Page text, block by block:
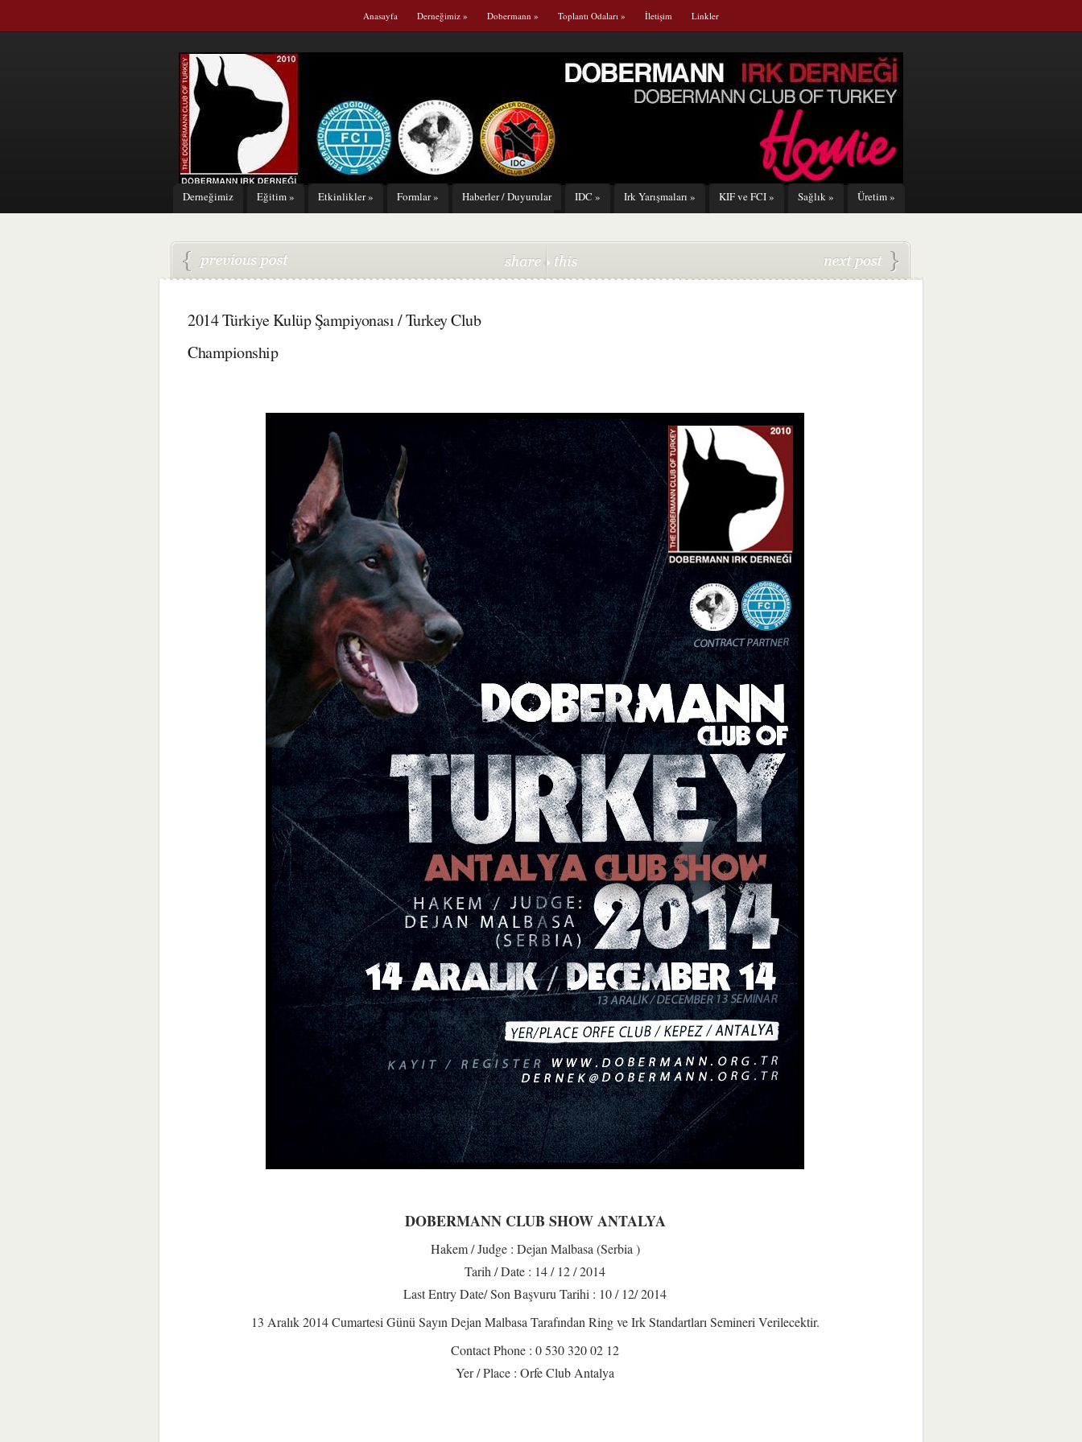
Anasayfa Derneğimiz » Dobermann » Toplantı Odaları » İletişim Linkler
Derneğimiz Eğitim» Etkinlikler» Formlar» Haberler / Duyurular IDC » Irk Yarışmaları » KIF ve FCI» Sağlık» Üretim»
2014 Türkiye Kulüp Şampiyonası / Turkey Club
Championship
DOBERMANN CLUB SHOW ANTALYA
Hakem / Judge : Dejan Malbasa (Serbia )
Tarih / Date : 14 / 12 / 2014
Last Entry Date/ Son Başvuru Tarihi : 10 / 12/ 2014
13 Aralık 2014 Cumartesi Günü Sayın Dejan Malbasa Tarafından Ring ve Irk Standartları Semineri Verilecektir.
Contact Phone : 0 530 320 02 12
Yer / Place : Orfe Club Antalya